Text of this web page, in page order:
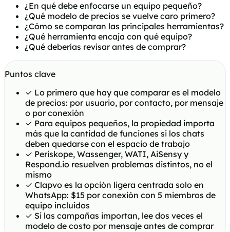
¿En qué debe enfocarse un equipo pequeño?
¿Qué modelo de precios se vuelve caro primero?
¿Cómo se comparan las principales herramientas?
¿Qué herramienta encaja con qué equipo?
¿Qué deberías revisar antes de comprar?
Puntos clave
✓ Lo primero que hay que comparar es el modelo
de precios: por usuario, por contacto, por mensaje
o por conexión
✓ Para equipos pequeños, la propiedad importa
más que la cantidad de funciones si los chats
deben quedarse con el espacio de trabajo
✓ Periskope, Wassenger, WATI, AiSensy y
Respond.io resuelven problemas distintos, no el
mismo
✓ Clapvo es la opción ligera centrada solo en
WhatsApp: $15 por conexión con 5 miembros de
equipo incluidos
✓ Si las campañas importan, lee dos veces el
modelo de costo por mensaje antes de comprar